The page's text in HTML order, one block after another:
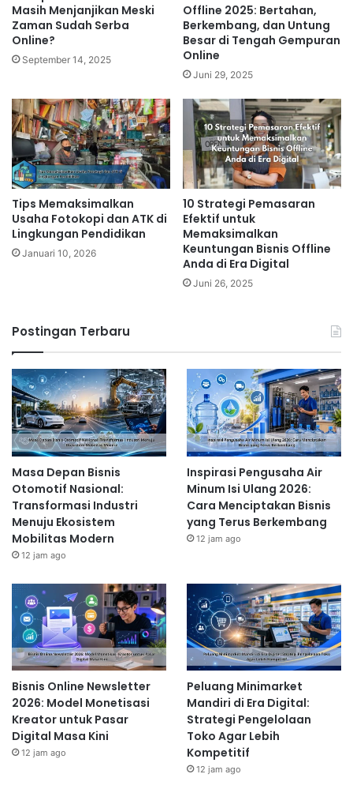
Memahami tren dan target pasar akan membantu
Anda memilih produk yang tepat dan memiliki daya
jual tinggi.
Related Articles
Peluang Minimarket Mandiri di Era
Digital: Strategi Pengelolaan Toko
Agar Lebih Kompetitif
12 jam ago
Peluang Bisnis Bahan Bangunan
yang Konsisten dengan
Perencanaan Usaha Lebih Matang
Keunggulan Produk
Cemilan Anda harus memiliki keunggulan yang
membedakannya dari kompetitor. Apakah cemilan
Anda memiliki rasa yang unik? Apakah bahan bakunya
berkualitas premium? Apakah proses pembuatannya
higienis dan memperhatikan kesehatan? Tawarkan nilai
tambah yang membuat pelanggan tertarik untuk
membeli produk Anda kembali.
Kemudahan Produksi
Pilihlah jenis cemilan yang mudah dibuat dan bahan
bakunya mudah didapatkan. Jika Anda masih pemula,
hindari memilih resep yang terlalu rumit. Fokuslah
pada produk yang dapat Anda produksi dengan
konsisten dan efisien.
Contoh Cemilan yang Laris
Manis
Kue kering
Keripik singkong/ubi
Brownies kukus
Masih Menjanjikan Meski
Zaman Sudah Serba
Online?
September 14, 2025
Offline 2025: Bertahan,
Berkembang, dan Untung
Besar di Tengah Gempuran
Online
Juni 29, 2025
Tips Memaksimalkan
Usaha Fotokopi dan ATK di
Lingkungan Pendidikan
Januari 10, 2026
10 Strategi Pemasaran
Efektif untuk
Memaksimalkan
Keuntungan Bisnis Offline
Anda di Era Digital
Juni 26, 2025
Postingan Terbaru
Masa Depan Bisnis
Otomotif Nasional:
Transformasi Industri
Menuju Ekosistem
Mobilitas Modern
12 jam ago
Inspirasi Pengusaha Air
Minum Isi Ulang 2026:
Cara Menciptakan Bisnis
yang Terus Berkembang
12 jam ago
Bisnis Online Newsletter
2026: Model Monetisasi
Kreator untuk Pasar
Digital Masa Kini
12 jam ago
Peluang Minimarket
Mandiri di Era Digital:
Strategi Pengelolaan
Toko Agar Lebih
Kompetitif
12 jam ago